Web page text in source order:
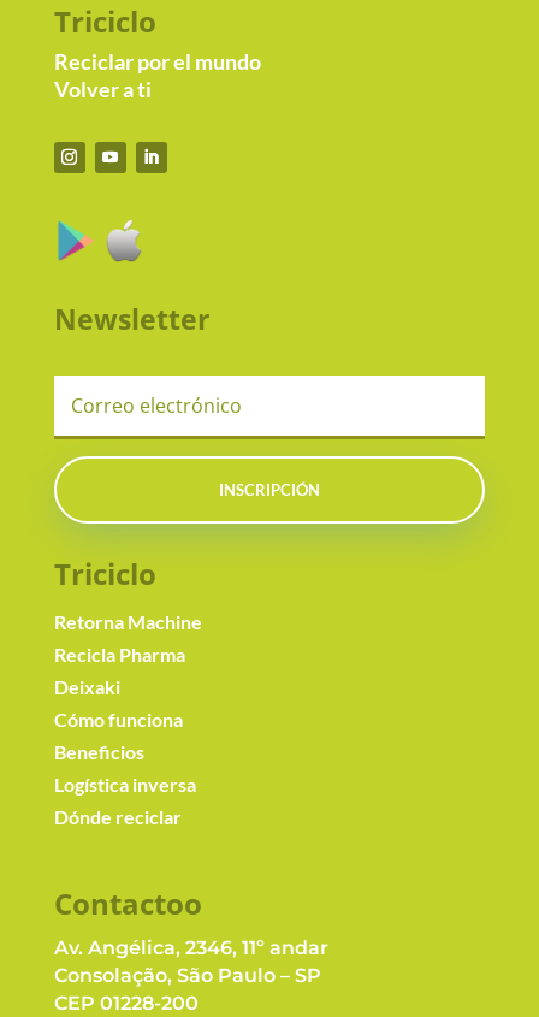
Triciclo
Reciclar por el mundo
Volver a ti
Newsletter
INSCRIPCIÓN
Triciclo
Retorna Machine
Recicla Pharma
Deixaki
Cómo funciona
Beneficios
Logística inversa
Dónde reciclar
Contactoo
Av. Angélica, 2346, 11º andar
Consolação, São Paulo – SP
CEP 01228-200